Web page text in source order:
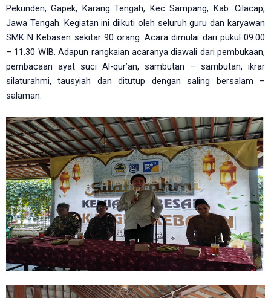
Pekunden, Gapek, Karang Tengah, Kec Sampang, Kab. Cilacap,
Jawa Tengah. Kegiatan ini diikuti oleh seluruh guru dan karyawan
SMK N Kebasen sekitar 90 orang. Acara dimulai dari pukul 09.00
– 11.30 WIB.Adapun rangkaian acaranya diawali dari pembukaan,
pembacaan ayat suci Al-qur’an, sambutan – sambutan, ikrar
silaturahmi, tausyiah dan ditutup dengan saling bersalam –
salaman.